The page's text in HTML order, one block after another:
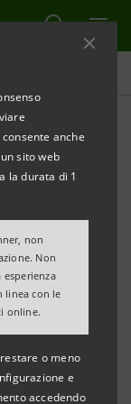
anche
sito web
la durata di 1
non
Non
linea con le
online.
o meno
e
accedendo
del
ai
proprio
e
digitali.